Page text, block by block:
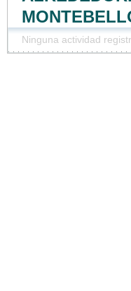
Ninguna actividad